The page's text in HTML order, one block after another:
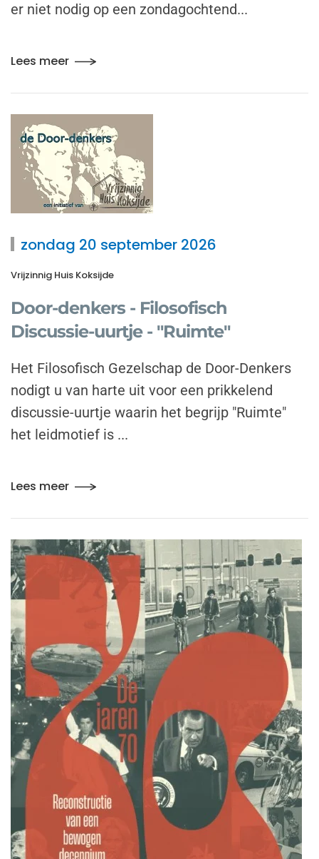
er niet nodig op een zondagochtend...
Lees meer
zondag 20 september 2026
Vrijzinnig Huis Koksijde
Door-denkers - Filosofisch
Discussie-uurtje - "Ruimte"
Het Filosofisch Gezelschap de Door-Denkers
nodigt u van harte uit voor een prikkelend
discussie-uurtje waarin het begrijp "Ruimte"
het leidmotief is ...
Lees meer